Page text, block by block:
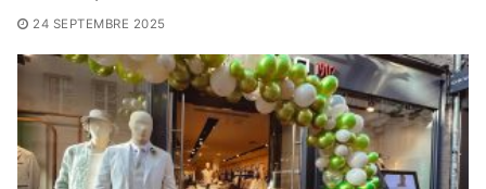
24 SEPTEMBRE 2025